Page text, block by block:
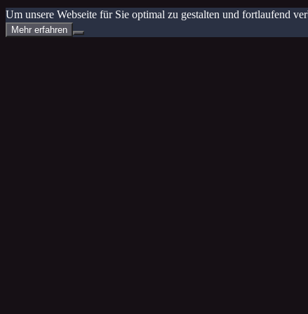
Um unsere Webseite für Sie optimal zu gestalten und fortlaufend
Mehr erfahren